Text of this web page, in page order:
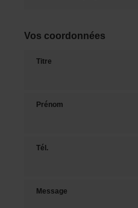
Vos coordonnées
Titre
Prénom
Tél.
Message